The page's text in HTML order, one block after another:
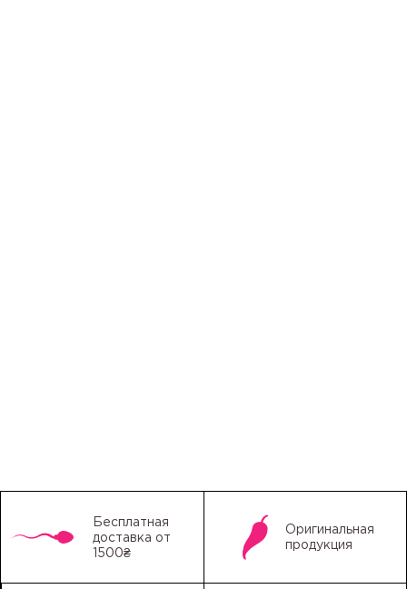
Бесплатная
доставка от
1500₴
Оригинальная
продукция